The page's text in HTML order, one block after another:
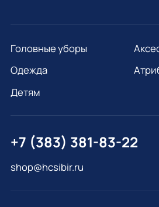
Головные уборы
Одежда
Детям
+7 (383) 381-83-22
shop@hcsibir.ru